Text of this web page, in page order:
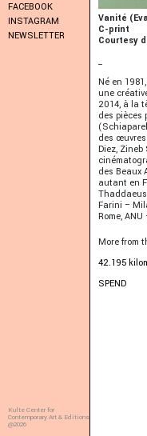
FACEBOOK
INSTAGRAM
NEWSLETTER
Kulte Center for
Contemporary Art & Editions
@2026
Vanité
C-print
Courtesy
_
Né en
une
2014, à la
des pièces
des
Diez,
des Beaux
autant en
Farini –
Rome,
More from
42.195
SPEND